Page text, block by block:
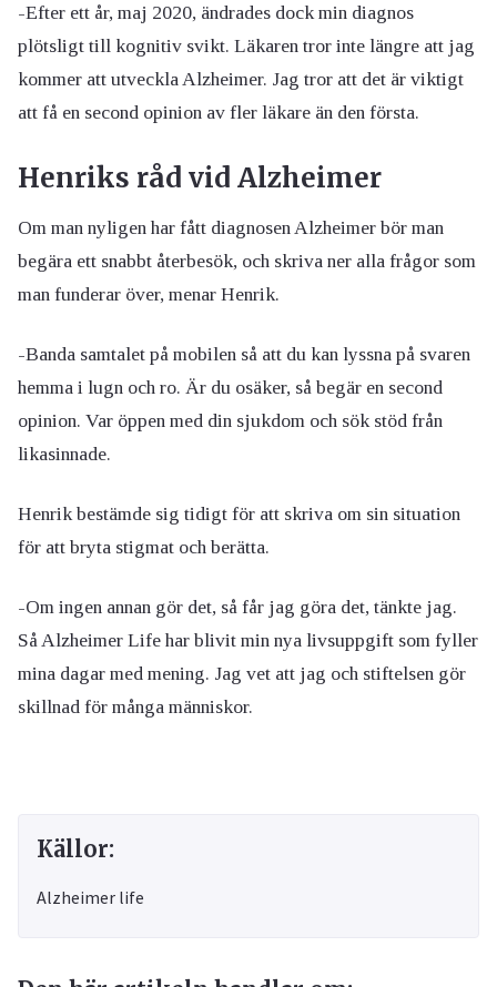
-Efter ett år, maj 2020, ändrades dock min diagnos
plötsligt till kognitiv svikt. Läkaren tror inte längre att jag
kommer att utveckla Alzheimer. Jag tror att det är viktigt
att få en second opinion av fler läkare än den första.
Henriks råd vid Alzheimer
Om man nyligen har fått diagnosen Alzheimer bör man
begära ett snabbt återbesök, och skriva ner alla frågor som
man funderar över, menar Henrik.
-Banda samtalet på mobilen så att du kan lyssna på svaren
hemma i lugn och ro. Är du osäker, så begär en second
opinion. Var öppen med din sjukdom och sök stöd från
likasinnade.
Henrik bestämde sig tidigt för att skriva om sin situation
för att bryta stigmat och berätta.
-Om ingen annan gör det, så får jag göra det, tänkte jag.
Så Alzheimer Life har blivit min nya livsuppgift som fyller
mina dagar med mening. Jag vet att jag och stiftelsen gör
skillnad för många människor.
Källor:
Alzheimer life